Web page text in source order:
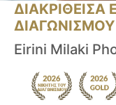
ΔΙΑΚΡΙΘΕΙΣΑ
ΔΙΑΓΩΝΙΣΜΟΥ
Eirini Milaki